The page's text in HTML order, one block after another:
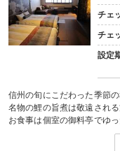
チェ
チェ
設定
信州の旬にこだわった季節
名物の鯉の旨煮は敬遠され
お食事は個室の御料亭でゆ
お献立概要 前彩、吸物、
※ 仕入れ状況により変更